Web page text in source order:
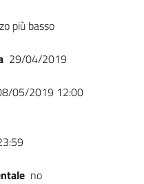
più basso
29/04/2019
05/2019 12:00
no